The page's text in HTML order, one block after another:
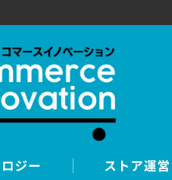
ジー ストア運営